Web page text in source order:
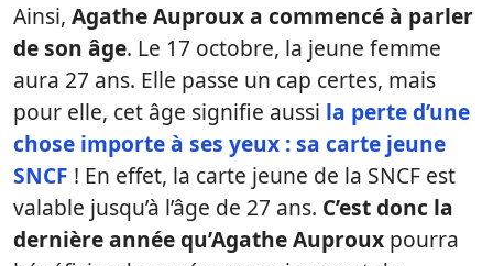
Ainsi, Agathe Auproux a commencé à parler
de son âge. Le 17 octobre, la jeune femme
aura 27 ans. Elle passe un cap certes, mais
pour elle, cet âge signifie aussi la perte d’une
chose importe à ses yeux : sa carte jeune
SNCF ! En effet, la carte jeune de la SNCF est
valable jusqu’à l’âge de 27 ans. C’est donc la
dernière année qu’Agathe Auproux pourra